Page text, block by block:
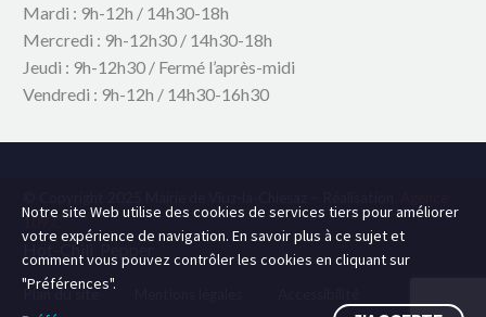
Mardi : 9h-12h / 14h30-18h
Mercredi : 9h-12h30 / 14h30-18h
Jeudi : 9h-12h30 / Fermé l’après-midi
Vendredi : 9h-12h / 14h30-16h30
109.C
Hot-Chili_Pepper
Plan du site
Notre site Web utilise des cookies de services tiers pour améliorer
votre expérience de navigation. En savoir plus à ce sujet et
comment vous pouvez contrôler les cookies en cliquant sur
"Préférences".